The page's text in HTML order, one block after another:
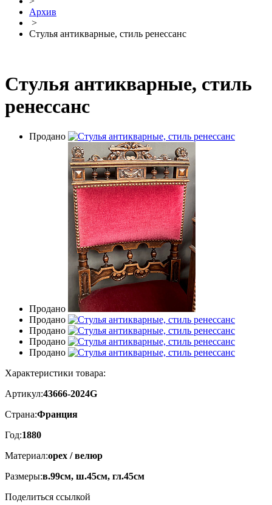
Архив
>
Стулья антикварные, стиль ренессанс
Стулья антикварные, стиль
ренессанс
Продано
Продано
Продано
Продано
Продано
Продано
Характеристики товара:
Артикул:43666-2024G
Страна:Франция
Год:1880
Материал:орех / велюр
Размеры:в.99см, ш.45см, гл.45см
Поделиться ссылкой